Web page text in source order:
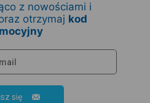
z nowościami i
otrzymaj kod
się